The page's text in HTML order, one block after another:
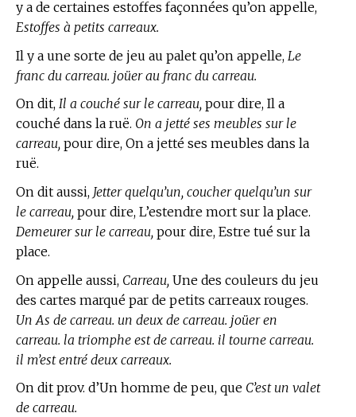
y a de certaines estoffes façonnées qu’on appelle,
Estoffes à petits carreaux.
Il y a une sorte de jeu au palet qu’on appelle, Le
franc du carreau. joüer au franc du carreau.
On dit, Il a couché sur le carreau, pour dire, Il a
couché dans la ruë. On a jetté ses meubles sur le
carreau, pour dire, On a jetté ses meubles dans la
ruë.
On dit aussi, Jetter quelqu’un, coucher quelqu’un sur
le carreau, pour dire, L’estendre mort sur la place.
Demeurer sur le carreau, pour dire, Estre tué sur la
place.
On appelle aussi, Carreau, Une des couleurs du jeu
des cartes marqué par de petits carreaux rouges.
Un As de carreau. un deux de carreau. joüer en
carreau. la triomphe est de carreau. il tourne carreau.
il m’est entré deux carreaux.
On dit prov. d’Un homme de peu, que C’est un valet
de carreau.